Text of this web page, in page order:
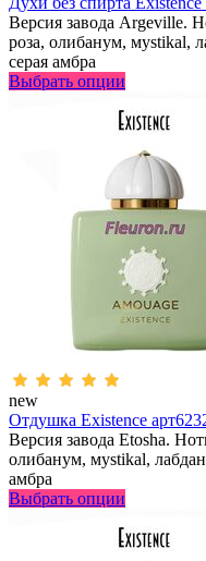
Версия завода Argeville.
роза, олибанум, мystikal,
серая амбра
Выбрать опции
new
Отдушка Existence
Версия завода Etosha.
олибанум, мystikal,
амбра
Выбрать опции